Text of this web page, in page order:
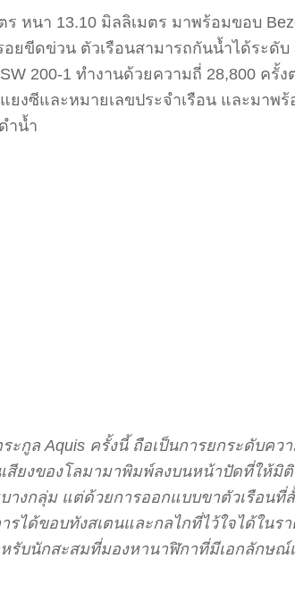
ร หนา 13.10 มิลลิเมตร มาพร้อมขอบ
ขีดข่วน ตัวเรือนสามารถกันน้ำได้ระดั
200-1 ทำงานด้วยความถี่ 28,800 ครั้ง
งซีและหมายเลขประจำเรือน และมาพ
ำน้ำ
ะกูล Aquis ครั้งนี้ ถือเป็นการยกระดับค
สียงของโลมามาพิมพ์ลงบนหน้าปัดที่ให้
งกลุ่ม แต่ด้วยการออกแบบขาตัวเรือนที่
ได้ขอบทังสเตนและกลไกที่ไว้ใจได้ใน
รับนักสะสมที่มองหานาฬิกาที่มีเอกลักษณ์